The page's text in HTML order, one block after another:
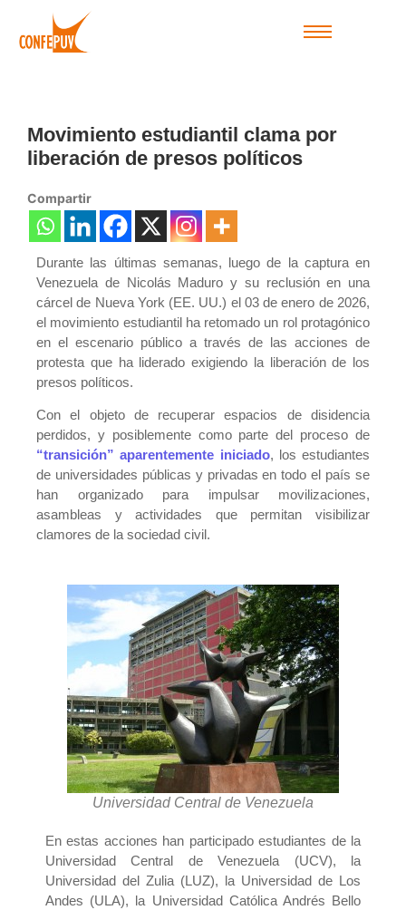
Movimiento estudiantil clama por
liberación de presos políticos
Compartir
Durante las últimas semanas, luego de la captura en
Venezuela de Nicolás Maduro y su reclusión en una
cárcel de Nueva York (EE. UU.) el 03 de enero de 2026,
el movimiento estudiantil ha retomado un rol protagónico
en el escenario público a través de las acciones de
protesta que ha liderado exigiendo la liberación de los
presos políticos.
Con el objeto de recuperar espacios de disidencia
perdidos, y posiblemente como parte del proceso de
“transición” aparentemente iniciado, los estudiantes
de universidades públicas y privadas en todo el país se
han organizado para impulsar movilizaciones,
asambleas y actividades que permitan visibilizar
clamores de la sociedad civil.
Universidad Central de Venezuela
En estas acciones han participado estudiantes de la
Universidad Central de Venezuela (UCV), la
Universidad del Zulia (LUZ), la Universidad de Los
Andes (ULA), la Universidad Católica Andrés Bello